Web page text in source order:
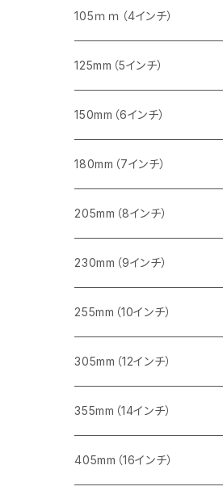
セグメント（特殊凸凹加工チップ）
セグメント
セグメント（一般道路カッター用
473mm（18インチ）
セグメント（一般道路カッター用
セグメント
セグメント（特殊凸凹加工チップ）
355mm（14インチ）
セグメント
セグメント（特殊凸凹加工チップ）
405mm（16インチ）
セグメントタイプ
砥石（補強綱入り）
砥石（補強綱入り）
355mm（14インチ）
砥石（補強綱入り）
255ｍｍ（10インチ）
一般道路カッター用
305ｍｍ（12インチ）
一般道路カッター用
355ｍｍ（14インチ）
一般道路カッター用
405mm（16インチ）
一般道路カッター用
455ｍｍ（18インチ）
一般道路カッター用
105ｍｍ（4インチ）
タイル切断用
みかげ石（御影石）切断用
コンクリート切断用
ブロック切断用
レンガ切断用
インターロッキング切断用
鋳鉄管切断用
ヒューム管・U字溝切断用
125mm（5インチ）
タイル切断用
みかげ石（御影石）切断用
コンクリート切断用
ブロック切断用
レンガ切断用
インターロッキング切断用
鋳鉄管切断用
ヒューム管・U字溝切断用
150mm（6インチ）
みかげ石（御影石）切断用
コンクリート切断用
ブロック切断用
レンガ切断用
インターロッキング切断用
鋳鉄管切断用
ヒューム管・U字溝切断用
180mm（7インチ）
みかげ石（御影石）切断用
コンクリート切断用
ブロック切断用
レンガ切断用
インターロッキング切断用
鋳鉄管切断用
205mm（8インチ）
みかげ石（御影石）切断用
コンクリート切断用
ブロック切断用
レンガ切断用
インターロッキング切断用
230mm（9インチ）
みかげ石（御影石）切断用
コンクリート切断用
ブロック切断用
レンガ切断用
255mm（10インチ）
コンクリート切断用
一般道路カッター用
ブロック切断用
レンガ切断用
305mm（12インチ）
みかげ石（御影石）切断用
セグメント
鉄筋コンクリート切断用
355mm（14インチ）
みかげ石（御影石）切断用
405mm（16インチ）